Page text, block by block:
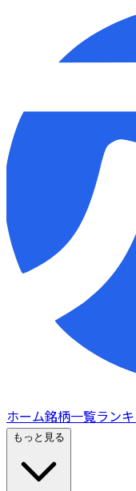
ホーム銘柄一覧ラン
もっと見る